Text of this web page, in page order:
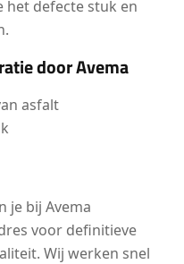
het defecte stuk en
door Avema
asfalt
je bij Avema
voor definitieve
Wij werken snel